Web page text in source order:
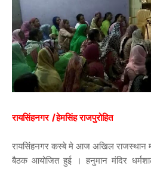
रायसिंहनगर /हेमसिंह राजपुरोहित
रायसिंहनगर कस्बे मे आज अखिल राजस्थान
बैठक आयोजित हुई । हनुमान मंदिर